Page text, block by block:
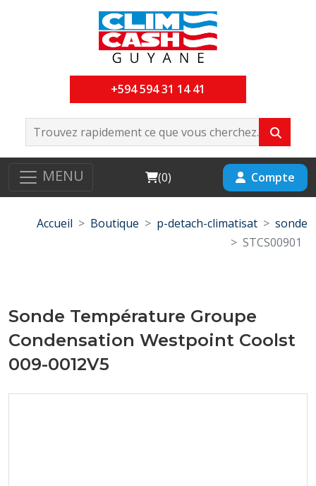
+594 594 31 14 41
MENU Cart
(0) Compte
Accueil Boutique p-detach-climatisat
sonde
STCS00901
Sonde Température Groupe
Condensation Westpoint Coolst
009-0012V5